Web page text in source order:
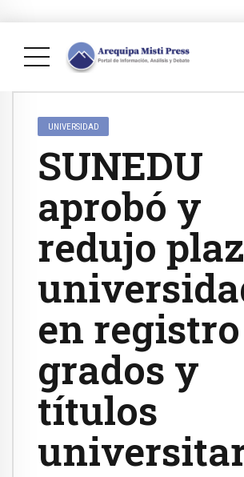
UNIVERSIDAD
SUNEDU
aprobó y
redujo
en
grados y
títulos